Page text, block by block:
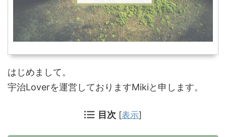
はじめまして。
宇治Loverを運営しておりますMikiと申します。
目次 [表示]